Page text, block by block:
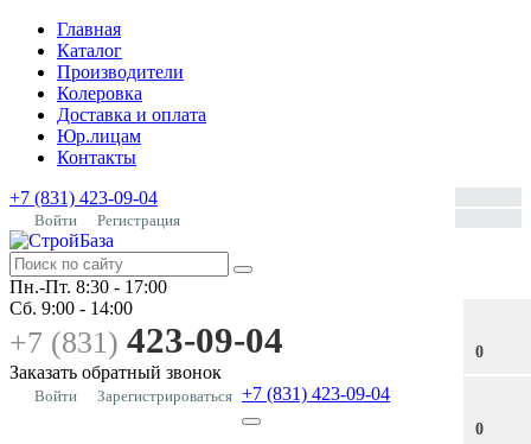
Главная
Каталог
Производители
Колеровка
Доставка и оплата
Юр.лицам
Контакты
0
0
+7 (831) 423-09-04
Войти Регистрация
Пн.-Пт. 8:30 - 17:00
Сб. 9:00 - 14:00
+7 (831) 423-09-04
Заказать обратный звонок
Войти Зарегистрироваться +7 (831) 423-09-04